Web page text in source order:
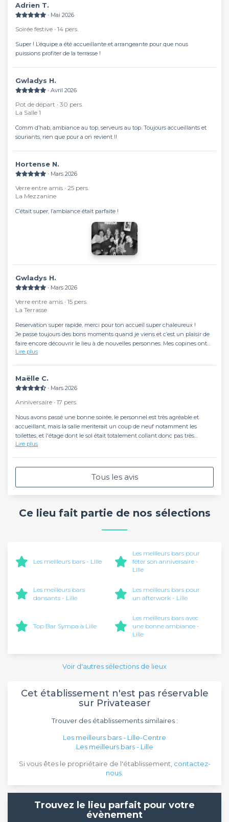
Adrien T.
∙ Mai 2026
Soirée festive ∙ 14 pers.
Super ! L’équipe a été accueillante et arrangeante pour que nous
puissions profiter de la terrasse !
Gwladys H.
∙ Avril 2026
Pot de départ ∙ 30 pers.
La Salle 1
Comm d’hab, ambiance au top, serveurs au top. Toujours accueillants et
souriants, rien que pour a on revient !!
Hortense N.
∙ Mars 2026
Verre entre amis ∙ 25 pers.
La Mezzanine
C’était super, l’ambiance était parfaite !
Gwladys H.
∙ Mars 2026
Verre entre amis ∙ 15 pers.
La Terrasse
Reservation super rapide, merci pour ton accueil super chaleureux !
Je passe toujours des bons moments quand je viens et c’est un plaisir de
faire encore découvrir le lieu à de nouvelles personnes. Mes copines ont
adoré !
Lire plus
Maëlle C.
∙ Mars 2026
Anniversaire ∙ 17 pers.
Nous avons passé une bonne soirée, le personnel est très agréable et
accueillant, mais la salle meriterait un coup de neuf notamment les
toilettes, et l'étage dont le sol était totalement collant donc pas très
agréable.
Lire plus
Tous les avis
Ce lieu fait partie de nos sélections
Les meilleurs bars - Lille
Les meilleurs bars pour
fêter son anniversaire -
Lille
Les meilleurs bars
dansants - Lille
Les meilleurs bars pour
un afterwork - Lille
Top Bar Sympa à Lille
Les meilleurs bars avec
une bonne ambiance -
Lille
Voir d'autres sélections de lieux
Cet établissement n'est pas réservable
sur Privateaser
Trouver des établissements similaires :
Les meilleurs bars - Lille-Centre
Les meilleurs bars - Lille
Si vous êtes le propriétaire de l'établissement, contactez-
nous
Trouvez le lieu parfait pour votre
évènement